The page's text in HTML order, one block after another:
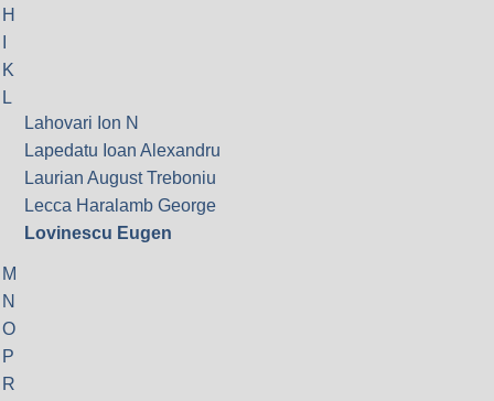
H
K
L
Lahovari Ion N
Lapedatu Ioan Alexandru
Laurian August Treboniu
Lecca Haralamb George
Lovinescu Eugen
M
N
O
P
R